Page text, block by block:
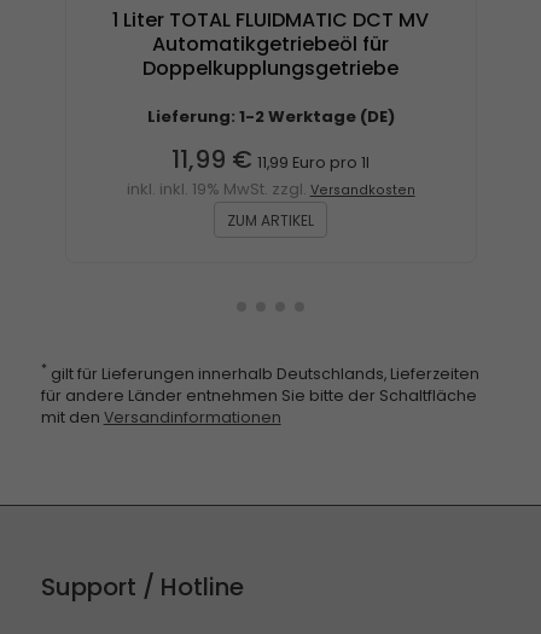
1 Liter TOTAL FLUIDMATIC DCT MV
Automatikgetriebeöl für
Doppelkupplungsgetriebe
Lieferung: 1-2 Werktage (DE)
11,99 € 11,99 Euro pro 1l
inkl. inkl. 19% MwSt. zzgl. Versandkosten
ZUM ARTIKEL
* gilt für Lieferungen innerhalb Deutschlands, Lieferzeiten
für andere Länder entnehmen Sie bitte der Schaltfläche
mit den Versandinformationen
Support / Hotline